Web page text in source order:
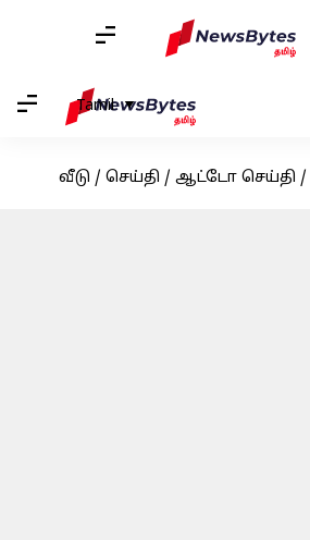
Tamil
வீடு / செய்தி / ஆட்டோ செய்தி /